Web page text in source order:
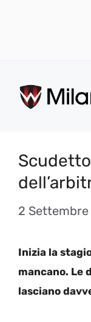
contenuto
2
Inizia la
mancano. Le
lasciano